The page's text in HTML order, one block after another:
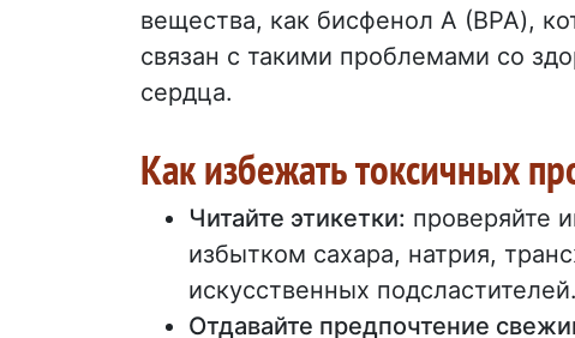
вещества, как бисфенол А (BPA),
связан с такими проблемами со
сердца.
Как избежать токсичных
Читайте этикетки: проверяйте
избытком сахара, натрия,
искусственных подсластителей.
Отдавайте предпочтение